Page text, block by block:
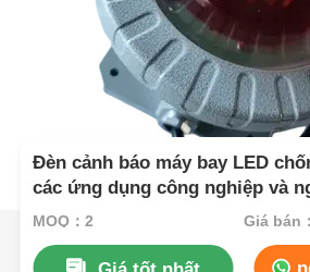
Đèn cảnh báo máy bay LED
các ứng dụng công nghiệp và
MOQ：2 Giá bán